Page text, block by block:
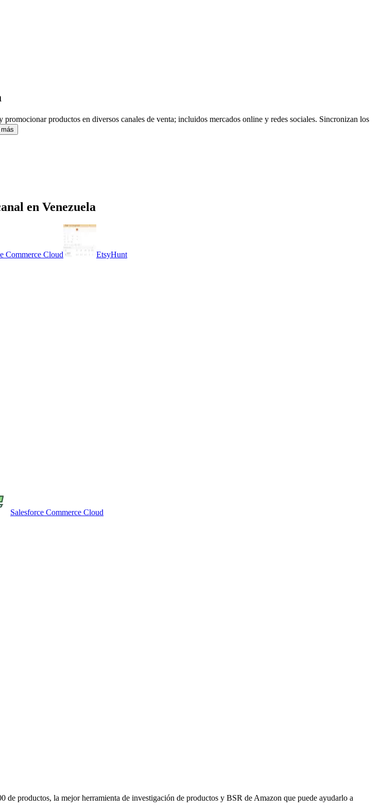
productos en diversos canales de venta; incluidos mercados online y redes sociales. Sincronizan los
más
en Venezuela
Commerce Cloud
EtsyHunt
Salesforce Commerce Cloud
productos, la mejor herramienta de investigación de productos y BSR de Amazon que puede ayudarlo a